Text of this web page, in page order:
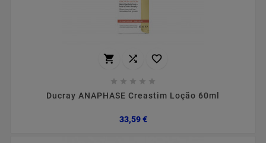
  
    
Ducray ANAPHASE Creastim Loção 60ml
33,59 €Preço